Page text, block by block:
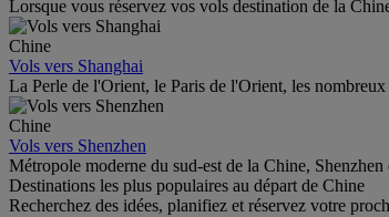
Lorsque vous réservez vos vols destination de la
Chine
Vols vers Shanghai
La Perle de l'Orient, le Paris de l'Orient, les
Chine
Vols vers Shenzhen
Métropole moderne du sud-est de la Chine,
Destinations les plus populaires au départ de Chine
Recherchez des idées, planifiez et réservez votre